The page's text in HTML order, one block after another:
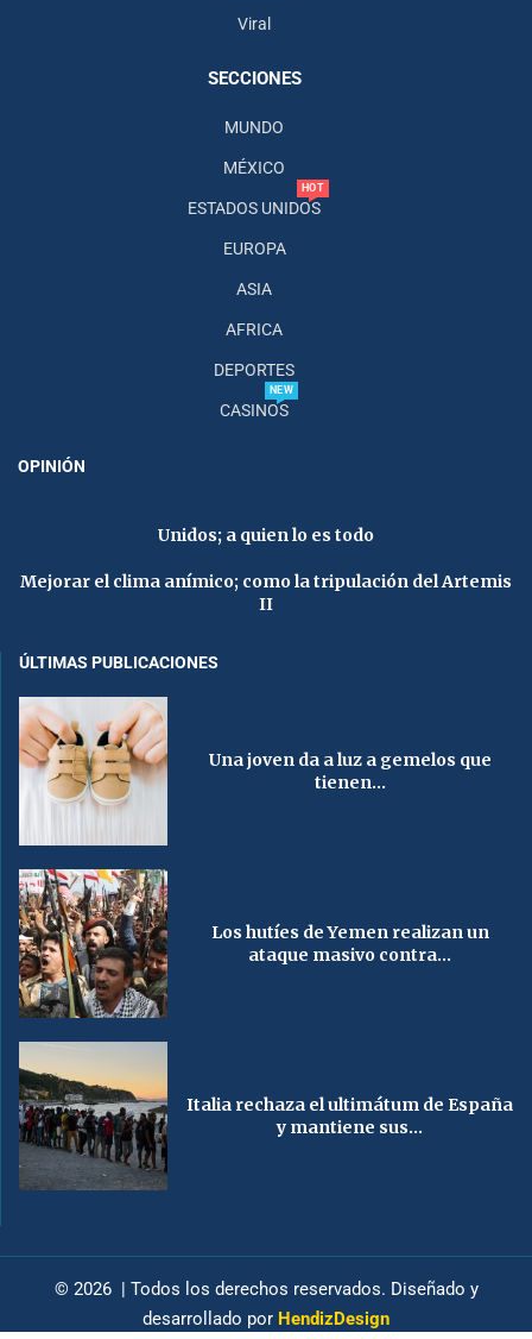
Viral
SECCIONES
MUNDO
MÉXICO
ESTADOS UNIDOS
HOT
EUROPA
ASIA
AFRICA
DEPORTES
CASINOS
NEW
OPINIÓN
Unidos; a quien lo es todo
Mejorar el clima anímico; como la tripulación del Artemis
II
ÚLTIMAS PUBLICACIONES
Una joven da a luz a gemelos que
tienen...
Los hutíes de Yemen realizan un
ataque masivo contra...
Italia rechaza el ultimátum de España
y mantiene sus...
© 2026 | Todos los derechos reservados. Diseñado y
desarrollado por HendizDesign